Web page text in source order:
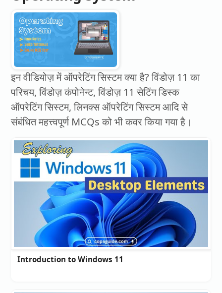
इन वीडियोज़ में ऑपरेटिंग सिस्टम क्या है? विंडोज़ 11 का
परिचय, विंडोज़ कंपोनेन्ट, विंडोज़ 11 सेटिंग डिस्क
ऑपरेटिंग सिस्टम, लिनक्स ऑपरेटिंग सिस्टम आदि से
संबंधित महत्त्वपूर्ण MCQs को भी कवर किया गया है।
Introduction to Windows 11